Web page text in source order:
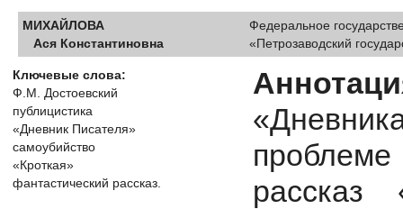
МИХАЙЛОВА
Ася Константиновна
Федеральное
«Петрозаводский
Ключевые слова:
Ф.М. Достоевский
публицистика
«Дневник Писателя»
самоубийство
«Кроткая»
фантастический рассказ.
рассказ